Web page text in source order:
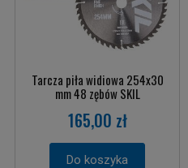
Tarcza piła widiowa 254x30
mm 48 zębów SKIL
165,00 zł
Do koszyka